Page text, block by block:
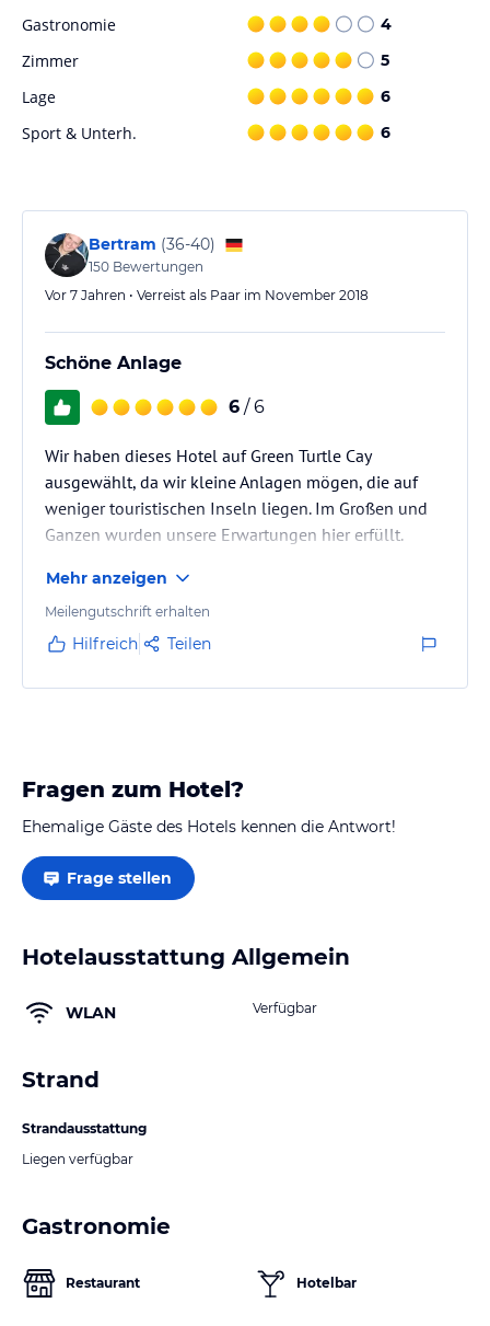
Gastronomie 4
Zimmer 5
Lage 6
Sport & Unterh. 6
Bertram (36-40)
150 Bewertungen
Vor 7 Jahren • Verreist als Paar im November 2018
Schöne Anlage
6 / 6
Wir haben dieses Hotel auf Green Turtle Cay
ausgewählt, da wir kleine Anlagen mögen, die auf
weniger touristischen Inseln liegen. Im Großen und
Ganzen wurden unsere Erwartungen hier erfüllt.
Mehr anzeigen
Meilengutschrift erhalten
Hilfreich Teilen
Fragen zum Hotel?
Ehemalige Gäste des Hotels kennen die Antwort!
Frage stellen
Hotelausstattung Allgemein
WLAN Verfügbar
Strand
Strandausstattung
Liegen verfügbar
Gastronomie
Restaurant Hotelbar